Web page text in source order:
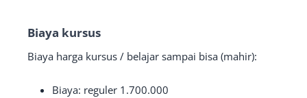
Biaya kursus
Biaya harga kursus / belajar sampai bisa (mahir):
Biaya: reguler 1.700.000